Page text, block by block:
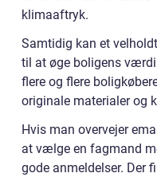
klimaaftryk.
Samtidig kan et
til at øge boligens
flere og flere
originale materialer og
Hvis man overvejer
at vælge en fagmand
gode anmeldelser. Der